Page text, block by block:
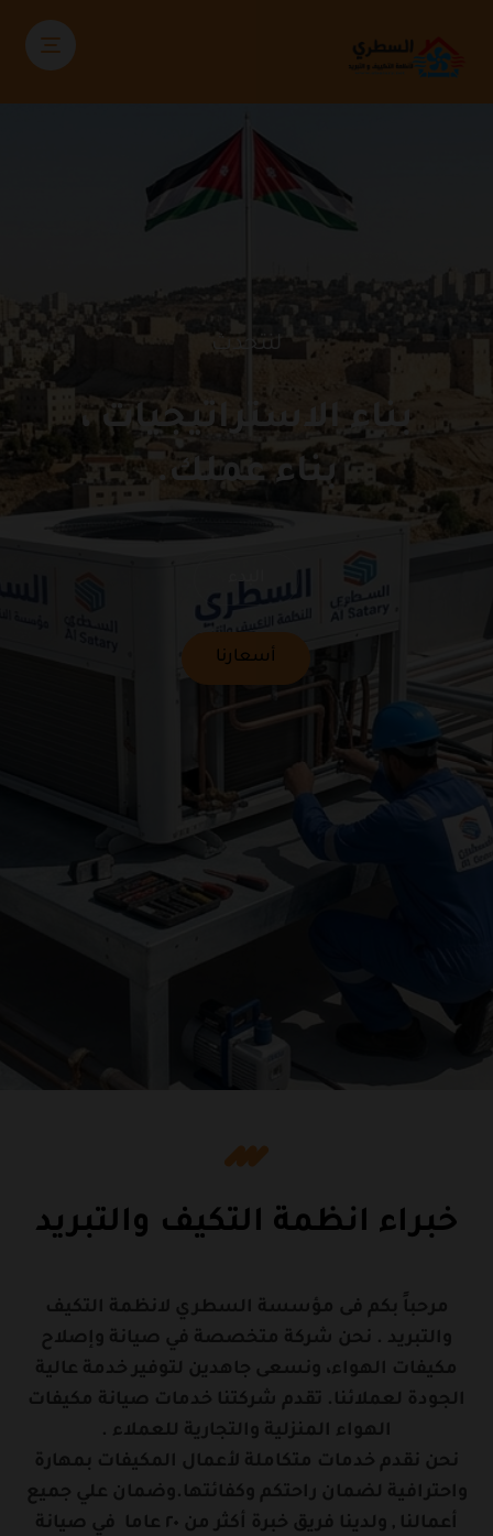
لنتحدث
بناء الاستراتيجيات ،
بناء عملك.
أسعارنا
البدء
خبراء انظمة التكيف والتبريد
مرحباً بكم فى مؤسسة السطري لانظمة التكيف
والتبريد . نحن شركة متخصصة في صيانة وإصلاح
مكيفات الهواء، ونسعى جاهدين لتوفير خدمة عالية
الجودة لعملائنا. تقدم شركتنا خدمات صيانة مكيفات
الهواء المنزلية والتجارية للعملاء .
نحن نقدم خدمات متكاملة لأعمال المكيفات بمهارة
واحترافية لضمان راحتكم وكفائتها. وضمان علي جميع
أعمالنا , ولدينا فريق خبرة أكثر من ٢٠ عاما في صيانة